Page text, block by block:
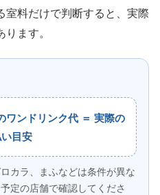
室料だけで判断すると、実際
ます。
ワンドリンク代 ＝ 実際の
目安
カラ、まふなどは条件が異な
定の店舗で確認してくださ